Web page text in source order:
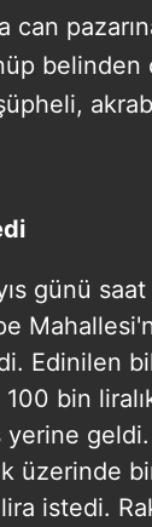
can
belinden
günü saat
Edinilen
bin
geldi.
üzerinde
istedi.